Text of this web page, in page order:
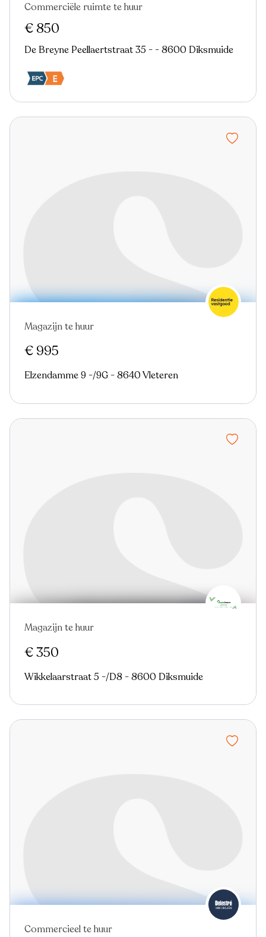
Commerciële ruimte te huur
€ 850
De Breyne Peellaertstraat 35 - - 8600 Diksmuide
Magazijn te huur
€ 995
Elzendamme 9 -/9G - 8640 Vleteren
In optie
Magazijn te huur
€ 350
Wikkelaarstraat 5 -/D8 - 8600 Diksmuide
Commercieel te huur